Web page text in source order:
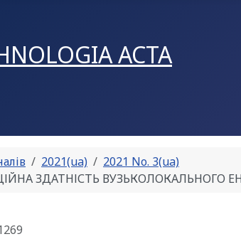
ACTA
2021(ua)
2021 No. 3(ua)
ЗДАТНІСТЬ ВУЗЬКОЛОКАЛЬНОГО